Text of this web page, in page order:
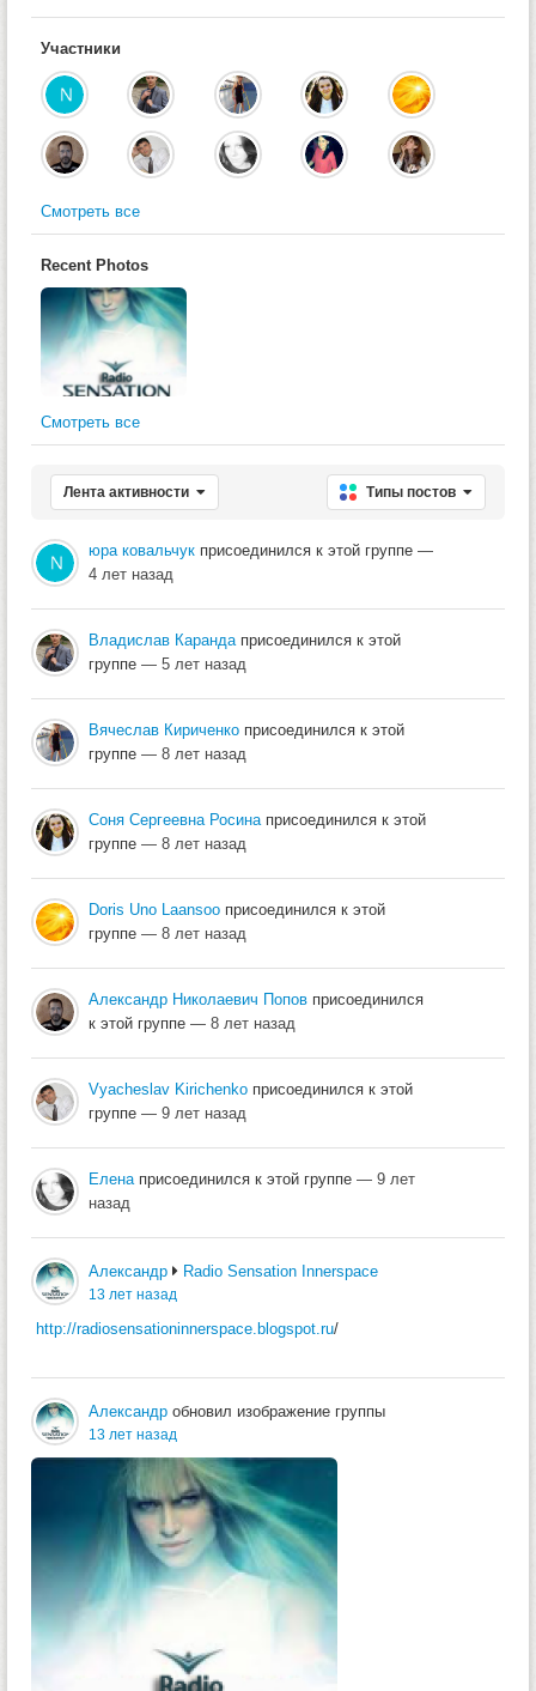
Участники
Смотреть все
Recent Photos
Смотреть все
Лента активности Типы постов
юра ковальчук присоединился к этой группе —
4 лет назад
Владислав Каранда присоединился к этой
группе — 5 лет назад
Вячеслав Кириченко присоединился к этой
группе — 8 лет назад
Соня Сергеевна Росина присоединился к этой
группе — 8 лет назад
Doris Uno Laansoo присоединился к этой
группе — 8 лет назад
Александр Николаевич Попов присоединился
к этой группе — 8 лет назад
Vyacheslav Kirichenko присоединился к этой
группе — 9 лет назад
Елена присоединился к этой группе — 9 лет
назад
Александр Radio Sensation Innerspace
13 лет назад
http://radiosensationinnerspace.blogspot.ru/
Александр обновил изображение группы
13 лет назад